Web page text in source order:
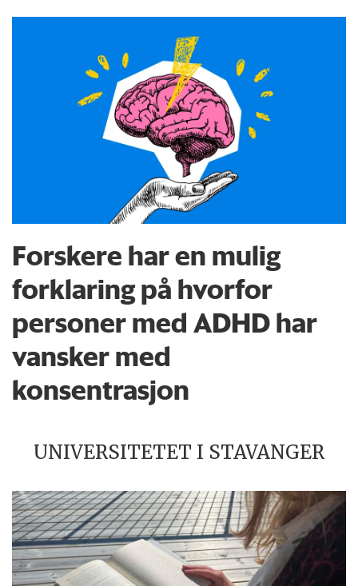
Forskere har en mulig
forklaring på hvorfor
personer med ADHD har
vansker med
konsentrasjon
UNIVERSITETET I STAVANGER